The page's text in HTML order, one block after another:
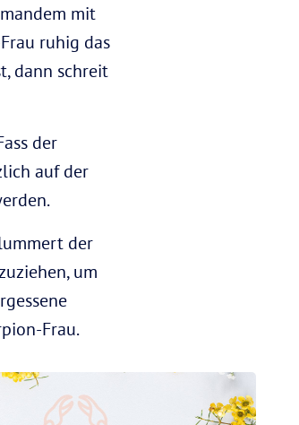
mit
ruhig das
dann schreit
der
auf der
der
um
Frau.